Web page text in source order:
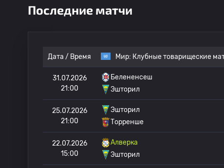
Последние матчи
Дата / Время Мир: Клубные товарищеские
31.07.2026
21:00
Белененсеш
Эшторил
25.07.2026
21:00
Эшторил
Торренше
22.07.2026
15:00
Алверка
Эшторил